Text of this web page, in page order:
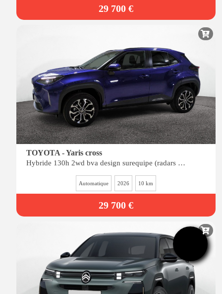
29 700 €
TOYOTA - Yaris cross
Hybride 130h 2wd bva design surequipe (radars av-ar, siÈges chauffants, angles morts)
Automatique 2026 10 km
29 700 €